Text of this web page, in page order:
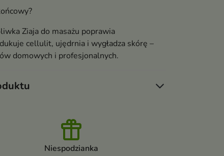
Ziaja do masażu poprawia
cellulit, ujędrnia i wygładza skórę –
domowych i profesjonalnych.
Niespodzianka